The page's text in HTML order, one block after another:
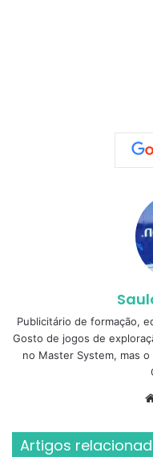
Publicitário de formação,
Gosto de jogos de
no Master System, mas
Artigos